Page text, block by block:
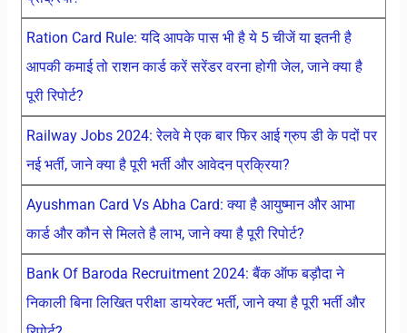
Ration Card Rule: यदि आपके पास भी है ये 5 चीजें या इतनी है
आपकी कमाई तो राशन कार्ड करें सरेंडर वरना होगी जेल, जाने क्या है
पूरी रिपोर्ट?
Railway Jobs 2024: रेलवे मे एक बार फिर आई ग्रुप डी के पदों पर
नई भर्ती, जाने क्या है पूरी भर्ती और आवेदन प्रक्रिया?
Ayushman Card Vs Abha Card: क्या है आयुष्मान और आभा
कार्ड और कौन से मिलते है लाभ, जाने क्या है पूरी रिपोर्ट?
Bank Of Baroda Recruitment 2024: बैंक ऑफ बड़ौदा ने
निकाली बिना लिखित परीक्षा डायरेक्ट भर्ती, जाने क्या है पूरी भर्ती और